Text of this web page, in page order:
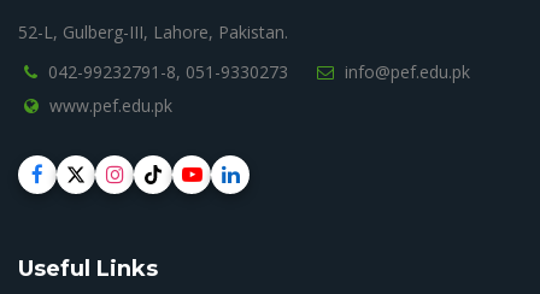
52-L, Gulberg-III, Lahore, Pakistan.
042-99232791-8, 051-9330273
info@pef.edu.pk
www.pef.edu.pk
Useful Links